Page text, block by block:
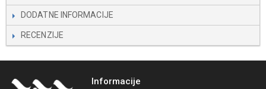
DODATNE INFORMACIJE
RECENZIJE
Informacije